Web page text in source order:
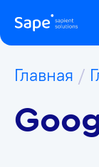
Главная /